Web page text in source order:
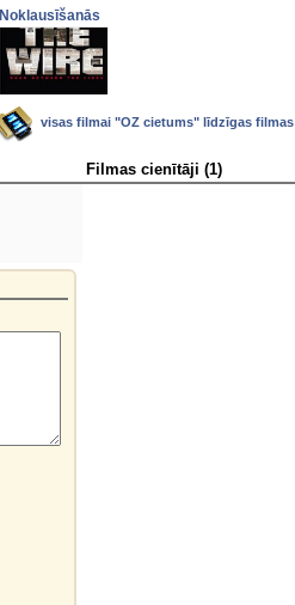
Noklausīšanās
visas filmai "OZ cietums" līdzīgas filmas
Filmas cienītāji (1)